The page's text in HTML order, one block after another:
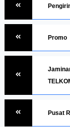
Promo
Pusat